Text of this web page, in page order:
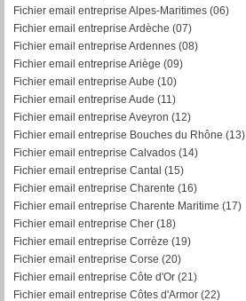
Fichier email entreprise Alpes-Maritimes (06)
Fichier email entreprise Ardèche (07)
Fichier email entreprise Ardennes (08)
Fichier email entreprise Ariège (09)
Fichier email entreprise Aube (10)
Fichier email entreprise Aude (11)
Fichier email entreprise Aveyron (12)
Fichier email entreprise Bouches du Rhône (13)
Fichier email entreprise Calvados (14)
Fichier email entreprise Cantal (15)
Fichier email entreprise Charente (16)
Fichier email entreprise Charente Maritime (17)
Fichier email entreprise Cher (18)
Fichier email entreprise Corrèze (19)
Fichier email entreprise Corse (20)
Fichier email entreprise Côte d'Or (21)
Fichier email entreprise Côtes d'Armor (22)